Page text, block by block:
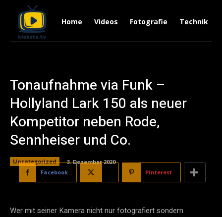
Home Videos Fotografie Technik
Tonaufnahme via Funk –
Hollyland Lark 150 als neuer
Kompetitor neben Rode,
Sennheiser und Co.
Uncategorized
3. Dezember 2020
Facebook
Pinterest
Wer mit seiner Kamera nicht nur fotografiert sondern